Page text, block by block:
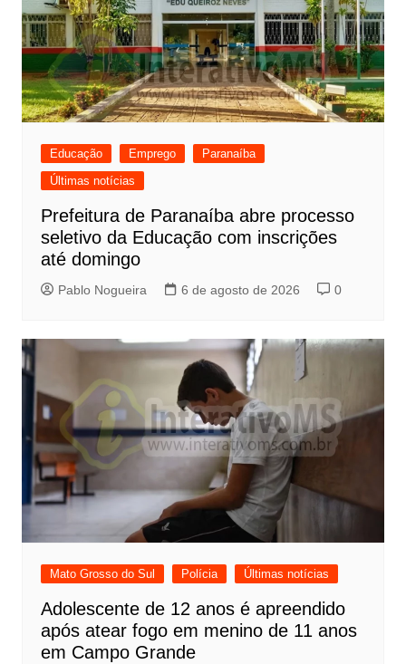
Educação Emprego
Paranaíba
Últimas notícias
Prefeitura de Paranaíba abre processo
seletivo da Educação com inscrições
até domingo
Pablo Nogueira 6 de agosto de 2026 0
Mato Grosso do Sul Polícia Últimas notícias
Adolescente de 12 anos é apreendido
após atear fogo em menino de 11 anos
em Campo Grande